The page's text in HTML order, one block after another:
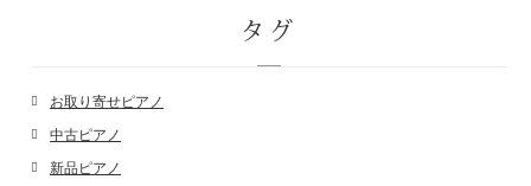
タグ
お取り寄せピアノ
中古ピアノ
新品ピアノ